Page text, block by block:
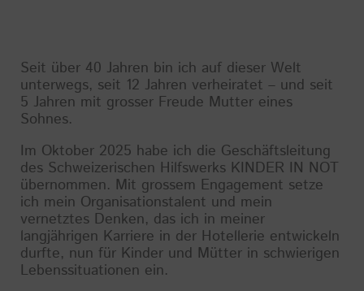
Seit über 40 Jahren bin ich auf dieser Welt
unterwegs, seit 12 Jahren verheiratet – und seit
5 Jahren mit grosser Freude Mutter eines
Sohnes.
Im Oktober 2025 habe ich die Geschäftsleitung
des Schweizerischen Hilfswerks KINDER IN NOT
übernommen. Mit grossem Engagement setze
ich mein Organisationstalent und mein
vernetztes Denken, das ich in meiner
langjährigen Karriere in der Hotellerie entwickeln
durfte, nun für Kinder und Mütter in schwierigen
Lebenssituationen ein.